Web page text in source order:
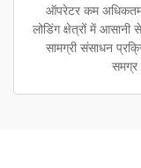
ऑपरेटर कम अधिकतम
लोडिंग क्षेत्रों में
सामग्री संसाधन
समग्र